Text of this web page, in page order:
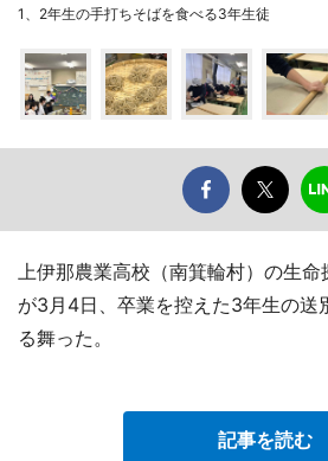
1、2年生の手打ちそばを食べる3年生徒
上伊那農業高校（南箕輪村）の生
が3月4日、卒業を控えた3年生の送
る舞った。
記事を読む